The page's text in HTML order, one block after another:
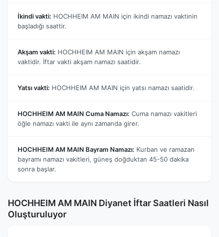
İkindi vakti: HOCHHEIM AM MAIN için ikindi namazı vaktinin
başladığı saattir.
Akşam vakti: HOCHHEIM AM MAIN için akşam namazı
vaktidir. İftar vakti akşam namazı saatidir.
Yatsı vakti: HOCHHEIM AM MAIN için yatsı namazı saatidir.
HOCHHEIM AM MAIN Cuma Namazı: Cuma namazı vakitleri
öğle namazı vakti ile aynı zamanda girer.
HOCHHEIM AM MAIN Bayram Namazı: Kurban ve ramazan
bayramı namazı vakitleri, güneş doğduktan 45-50 dakika
sonra başlar.
HOCHHEIM AM MAIN Diyanet İftar Saatleri Nasıl
Oluşturuluyor